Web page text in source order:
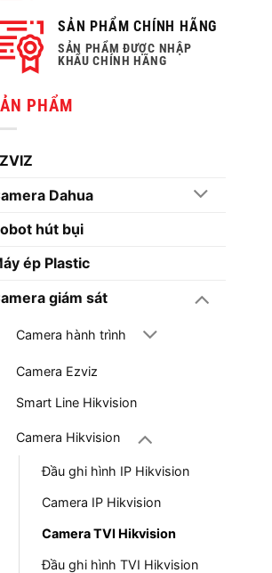
SẢN PHẨM CHÍNH HÃNG
SẢN PHẨM ĐƯỢC NHẬP
KHẨU CHÍNH HÃNG
PHẨM
Dahua
hút bụi
ép Plastic
giám sát
Camera hành trình
Camera Ezviz
Smart Line Hikvision
Camera Hikvision
Đầu ghi hình IP Hikvision
Camera IP Hikvision
Camera TVI Hikvision
Đầu ghi hình TVI Hikvision